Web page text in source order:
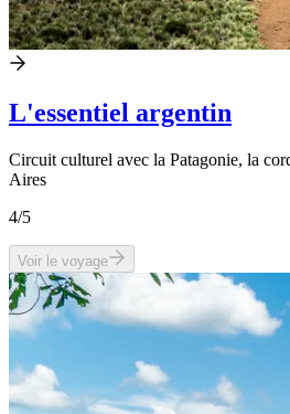
L'essentiel argentin
Circuit culturel avec la Patagonie, la
Aires
4/5
Voir le voyage